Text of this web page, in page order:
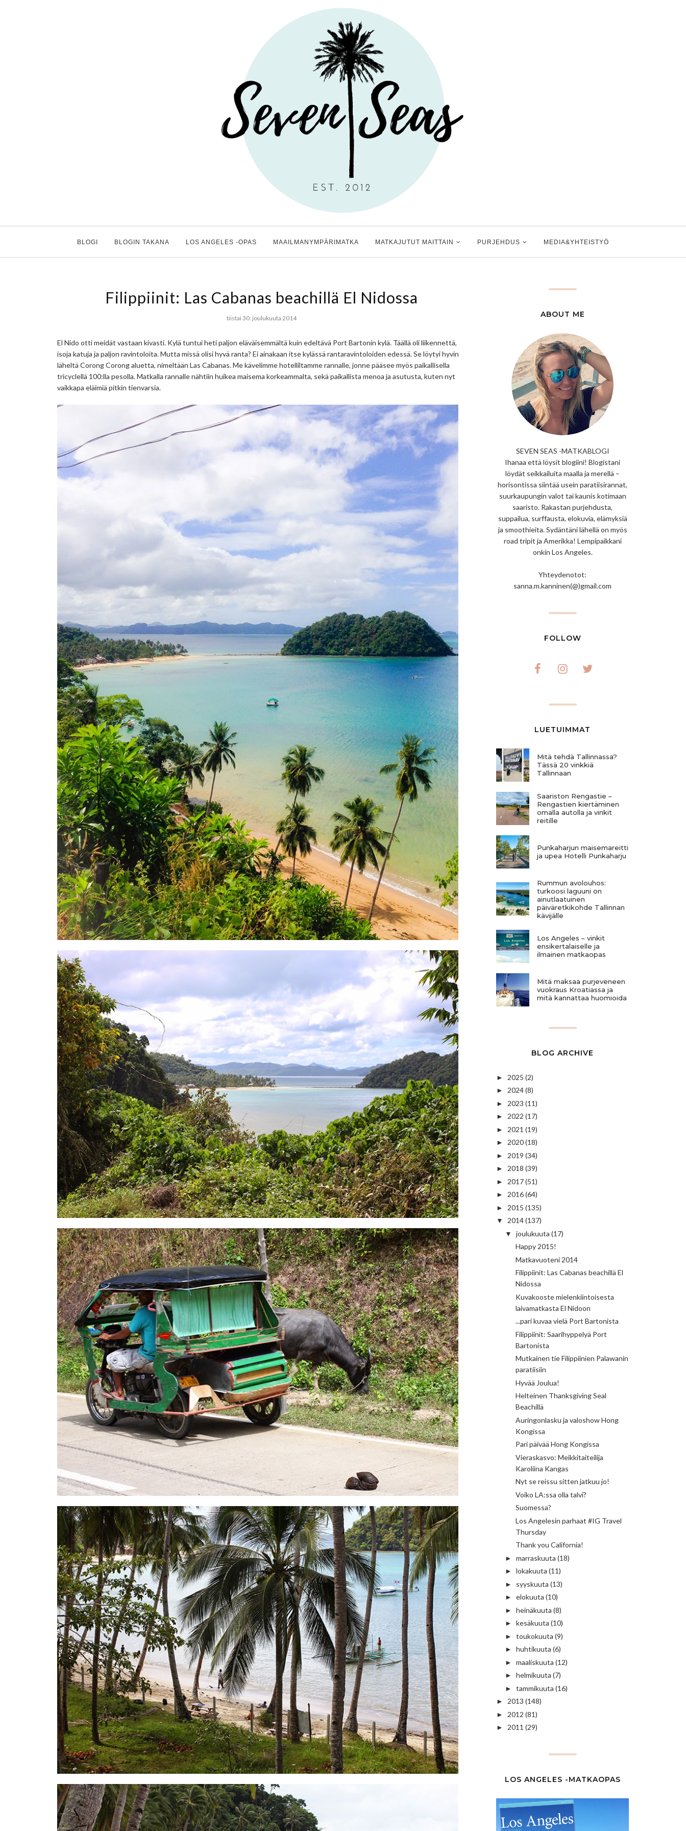
BLOGI BLOGIN TAKANA LOS ANGELES -OPAS MAAILMANYMPÄRIMATKA MATKAJUTUT MAITTAIN PURJEHDUS MEDIA&YHTEISTYÖ
Filippiinit: Las Cabanas beachillä El Nidossa
tiistai 30. joulukuuta 2014
El Nido otti meidät vastaan kivasti. Kylä tuntui heti paljon eläväisemmältä kuin edeltävä Port Bartonin kylä. Täällä oli liikennettä,
isoja katuja ja paljon ravintoloita. Mutta missä olisi hyvä ranta? Ei ainakaan itse kylässä rantaravintoloiden edessä. Se löytyi hyvin
läheltä Corong Corong aluetta, nimeltään Las Cabanas. Me kävelimme hotelliltamme rannalle, jonne pääsee myös paikallisella
tricyclellä 100:lla pesolla. Matkalla rannalle nähtiin huikea maisema korkeammalta, sekä paikallista menoa ja asutusta, kuten nyt
vaikkapa eläimiä pitkin tienvarsia.
ABOUT ME
SEVEN SEAS -MATKABLOGI
Ihanaa että löysit blogiini! Blogistani
löydät seikkailuita maalla ja merellä –
horisontissa siintää usein paratiisirannat,
suurkaupungin valot tai kaunis kotimaan
saaristo. Rakastan purjehdusta,
suppailua, surffausta, elokuvia, elämyksiä
ja smoothieita. Sydäntäni lähellä on myös
road tripit ja Amerikka! Lempipaikkani
onkin Los Angeles.
Yhteydenotot:
sanna.m.kanninen(@)gmail.com
FOLLOW
LUETUIMMAT
Mitä tehdä Tallinnassa?
Tässä 20 vinkkiä
Tallinnaan
Saariston Rengastie –
Rengastien kiertäminen
omalla autolla ja vinkit
reitille
Punkaharjun maisemareitti
ja upea Hotelli Punkaharju
Rummun avolouhos:
turkoosi laguuni on
ainutlaatuinen
päiväretkikohde Tallinnan
kävijälle
Los Angeles – vinkit
ensikertalaiselle ja
ilmainen matkaopas
Mitä maksaa purjeveneen
vuokraus Kroatiassa ja
mitä kannattaa huomioida
BLOG ARCHIVE
► 2025 (2)
► 2024(8)
► 2023 (11)
► 2022 (17)
► 2021 (19)
► 2020(18)
► 2019 (34)
► 2018 (39)
► 2017(51)
► 2016(64)
► 2015 (135)
▼ 2014(137)
▼ joulukuuta (17)
Happy 2015!
Matkavuoteni 2014
Filippiinit: Las Cabanas beachillä El
Nidossa
Kuvakooste mielenkiintoisesta
laivamatkasta El Nidoon
...pari kuvaa vielä Port Bartonista
Filippiinit: Saarihyppelyä Port
Bartonista
Mutkainen tie Filippiinien Palawanin
paratiisiin
Hyvää Joulua!
Helteinen Thanksgiving Seal
Beachillä
Auringonlasku ja valoshow Hong
Kongissa
Pari päivää Hong Kongissa
Vieraskasvo: Meikkitaiteilija
Karoliina Kangas
Nyt se reissu sitten jatkuu jo!
Voiko LA:ssa olla talvi?
Suomessa?
Los Angelesin parhaat #IG Travel
Thursday
Thank you California!
► marraskuuta (18)
► lokakuuta (11)
► syyskuuta (13)
► elokuuta (10)
► heinäkuuta (8)
► kesäkuuta (10)
► toukokuuta (9)
► huhtikuuta (6)
► maaliskuuta (12)
► helmikuuta (7)
► tammikuuta (16)
► 2013 (148)
► 2012 (81)
► 2011 (29)
LOS ANGELES -MATKAOPAS